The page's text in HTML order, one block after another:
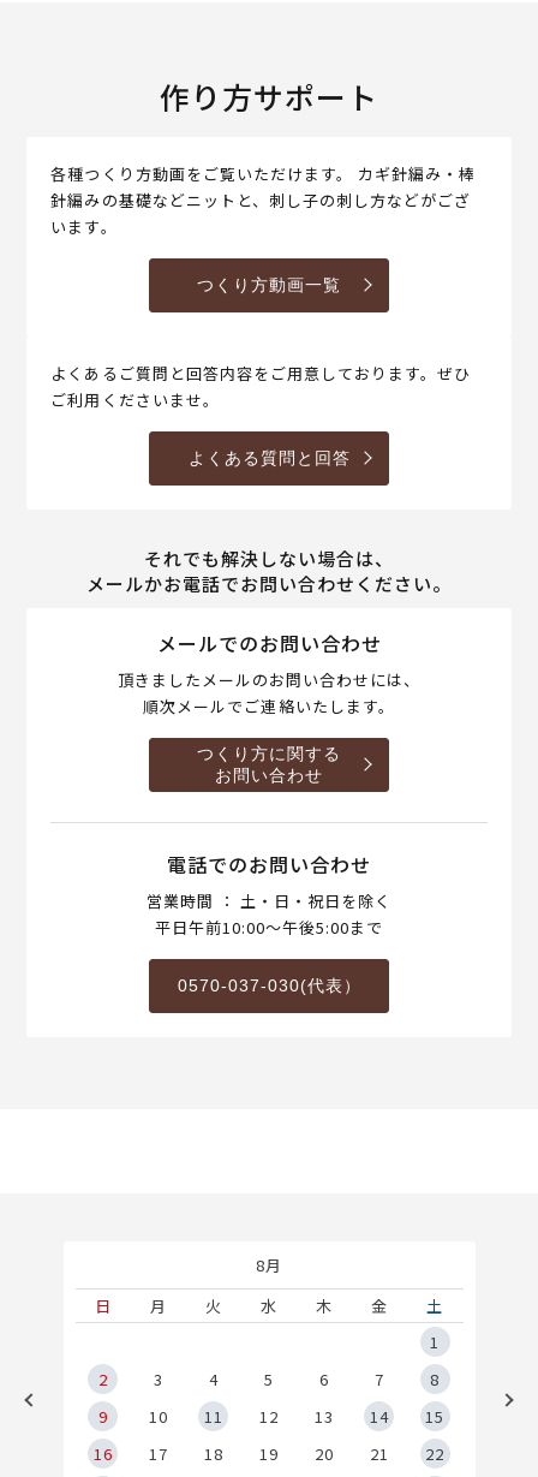
作り方サポート
各種つくり方動画をご覧いただけます。 カギ針編み・棒
針編みの基礎などニットと、刺し子の刺し方などがござ
います。
つくり方動画一覧
よくあるご質問と回答内容をご用意しております。ぜひ
ご利用くださいませ。
よくある質問と回答
それでも解決しない場合は、
メールかお電話でお問い合わせください。
メールでのお問い合わせ
頂きましたメールのお問い合わせには、
順次メールでご連絡いたします。
つくり方に関する
お問い合わせ
電話でのお問い合わせ
営業時間 ： 土・日・祝日を除く
平日午前10:00～午後5:00まで
0570-037-030(代表）
8月
日
月 火 水 木 金
土
1
2
3 4 5 6 7
8
9
10 11 12 13 14
15
16
17 18 19 20 21
22